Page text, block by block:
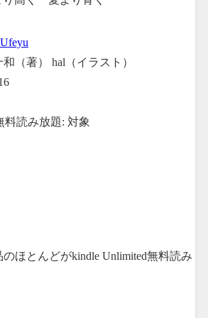
（著） hal（イラスト）
料読み放題: 対象
ほとんどがkindle Unlimited無料読み